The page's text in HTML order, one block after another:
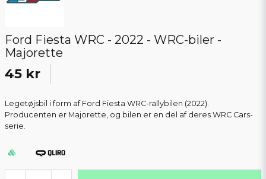
Ford Fiesta WRC - 2022 - WRC-biler -
Majorette
45 kr
Legetøjsbil i form af Ford Fiesta WRC-rallybilen (2022).
Producenten er Majorette, og bilen er en del af deres WRC Cars-
serie.